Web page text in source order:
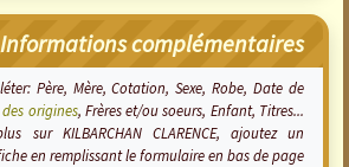
Informations complémentaires
Père, Mère, Cotation, Sexe, Robe, Date de
origines, Frères et/ou soeurs, Enfant, Titres...
sur KILBARCHAN CLARENCE, ajoutez un
en remplissant le formulaire en bas de page